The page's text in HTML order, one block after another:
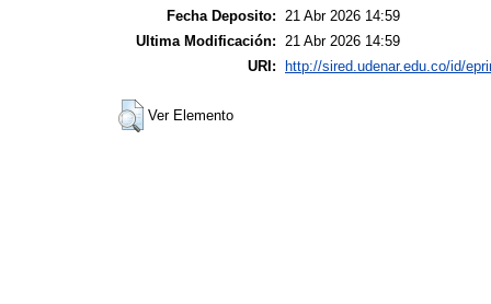
Fecha Deposito:
21 Abr 2026 14:59
Ultima Modificación:
21 Abr 2026 14:59
URI: http://sired.udenar.edu.co/id/
Ver Elemento